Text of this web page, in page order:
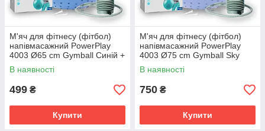
М'яч для фітнесу (фітбол)
напівмасажний PowerPlay
4003 Ø65 cm Gymball Синій +
помпа
В наявності
499 ₴
Купити
М'яч для фітнесу (фітбол)
напівмасажний PowerPlay
4003 Ø75 cm Gymball Sky
Blue + помпа
В наявності
750 ₴
Купити